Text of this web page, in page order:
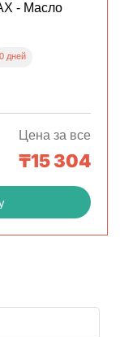
- Масло
дней
Цена за все
₸15 304